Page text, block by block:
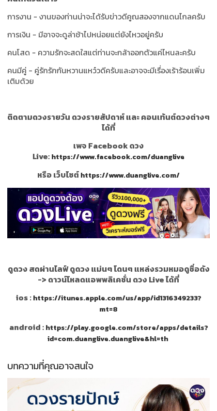
การงาน - งานของท่านน่าจะได้รับข่าวดีคูณสองจากแดนไกลครับ
การเงิน - มีอาจจะดูล่าช้าไปหน่อยแต่ยังไหวอยู่ครับ
คนโสด - ความรักจะสดใสแต่ท่านจะกล้าออกตัวแค่ไหนละครับ
คนมีคู่ - คู่รักรักกันหวานแหว๋วดีครับและอาจจะมีเรื่องเร้าร้อนเพิ่ม
เติมด้วย
ติดตามดวงรายวัน ดวงรายสัปดาห์ และ คอนเท้นต์ดวงต่างๆ
ได้ที่
เพจ Facebook ดวง
Live:https://www.facebook.com/duanglive
หรือ เว็บไซต์https://www.duanglive.com/
ดูดวง สดผ่านไลฟ์ ดูดวง แม่นๆ โดนๆ แหล่งรวมหมอดูชื่อดัง
-> ดาวน์โหลดแอพพลิเคชั่น ดวง Live ได้ที่
ios :https://itunes.apple.com/us/app/id1316349233?
mt=8
android :https://play.google.com/store/apps/details?
id=com.duanglive.duanglive&hl=th
บทความที่คุณอาจสนใจ